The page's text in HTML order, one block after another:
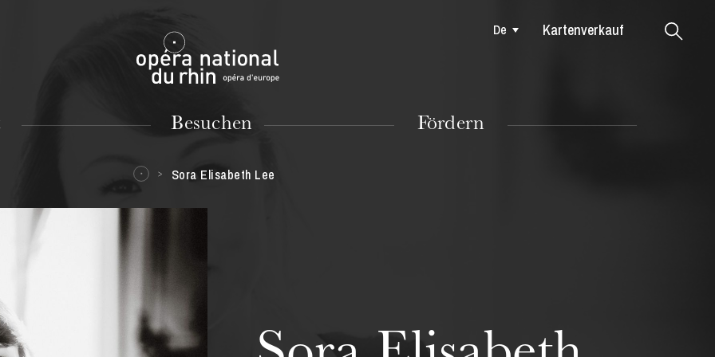
Mulhouse
De Kartenverkauf
Besuchen Fördern
Sora Elisabeth Lee